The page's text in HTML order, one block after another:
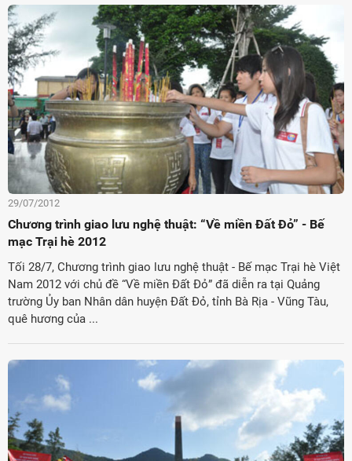
29/07/2012
Chương trình giao lưu nghệ thuật: “Về miền Đất Đỏ” - Bế
mạc Trại hè 2012
Tối 28/7, Chương trình giao lưu nghệ thuật - Bế mạc Trại hè Việt
Nam 2012 với chủ đề “Về miền Đất Đỏ” đã diễn ra tại Quảng
trường Ủy ban Nhân dân huyện Đất Đỏ, tỉnh Bà Rịa - Vũng Tàu,
quê hương của ...